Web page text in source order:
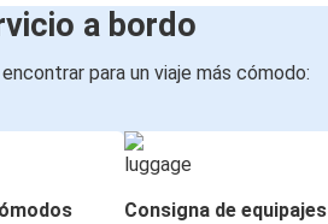
a bordo
para un viaje más cómodo:
Consigna de equipajes